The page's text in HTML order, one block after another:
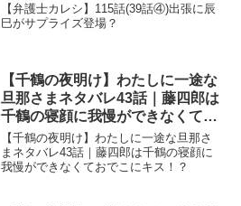
【弁護士カレシ】115話(39話④)出張に辰
巳がサプライズ登場？
【千鶴の夜明け】わたしに一途な
旦那さまネタバレ43話｜藤四郎は
千鶴の寝顔に我慢ができなくてお
でこにキス！？
【千鶴の夜明け】わたしに一途な旦那さ
まネタバレ43話｜藤四郎は千鶴の寝顔に
我慢ができなくておでこにキス！？